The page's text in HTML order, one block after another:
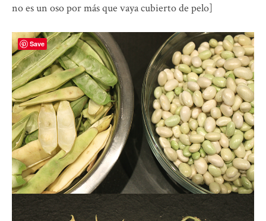
no es un oso por más que vaya cubierto de pelo]
Save